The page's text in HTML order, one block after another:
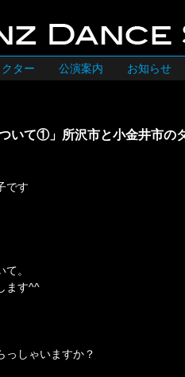
ター 公演案内 お知らせ
いて①」所沢市と小金井市の
です
。
ます^^
っしゃいますか？